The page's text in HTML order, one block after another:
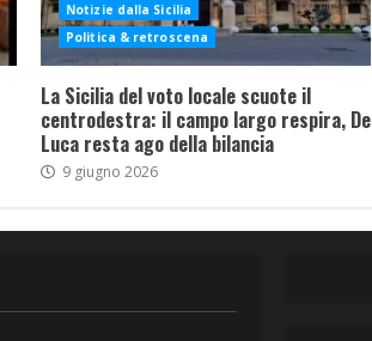
Notizie dalla Sicilia
Politica & retroscena
La Sicilia del voto locale scuote il
centrodestra: il campo largo respira, De
Luca resta ago della bilancia
9 giugno 2026